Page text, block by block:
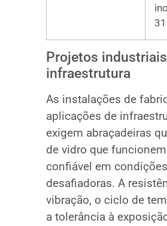
Projetos
infraestrutura
As instalações de
aplicações de
exigem abraçadeiras
de vidro que
confiável em condições
desafiadoras. A
vibração, o ciclo de
a tolerância à